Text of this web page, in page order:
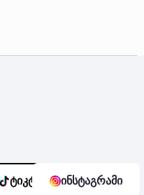
ტიკტოკი ინსტაგრამი